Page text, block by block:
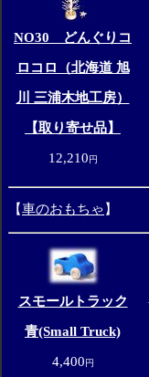
NO30 どんぐりコ
ロコロ（北海道 旭
川 三浦木地工房）
【取り寄せ品】
12,210円
【車のおもちゃ 】
スモールトラック
青(Small Truck)
4,400円